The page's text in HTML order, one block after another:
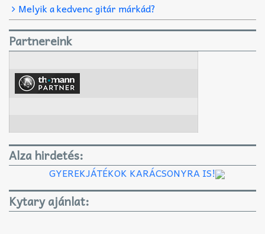
Melyik a kedvenc gitár márkád?
Partnereink
Alza hirdetés:
GYEREKJÁTÉKOK KARÁCSONYRA IS!
Kytary ajánlat: